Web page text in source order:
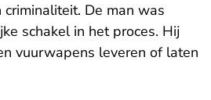
De man was
schakel in het proces. Hij
vuurwapens leveren of laten